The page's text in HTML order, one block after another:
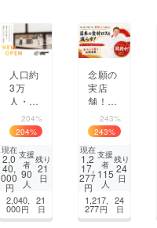
人口約
3万
人・福
島のへ
そのま
ちか
ら、福
島県の
入口と
なるカ
フェ＆
バルを
204%
204%
現在
2,0
40,
000
円
支援
者
90
人
残り
21
日
2,040,
000円
21
日
念願の
実店
舗！！
ここか
らキム
チで日
本を元
気にす
る！！
243%
243%
現在
1,2
17,
277
円
支援
者
115
人
残り
24
日
1,217,
277円
24
日